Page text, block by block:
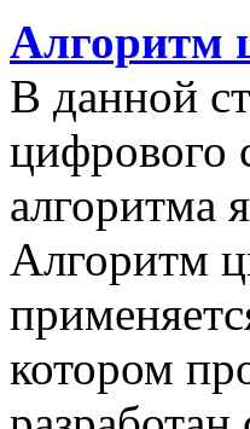
Алгоритм
В данной
цифрового
алгоритма
Алгоритм
котором